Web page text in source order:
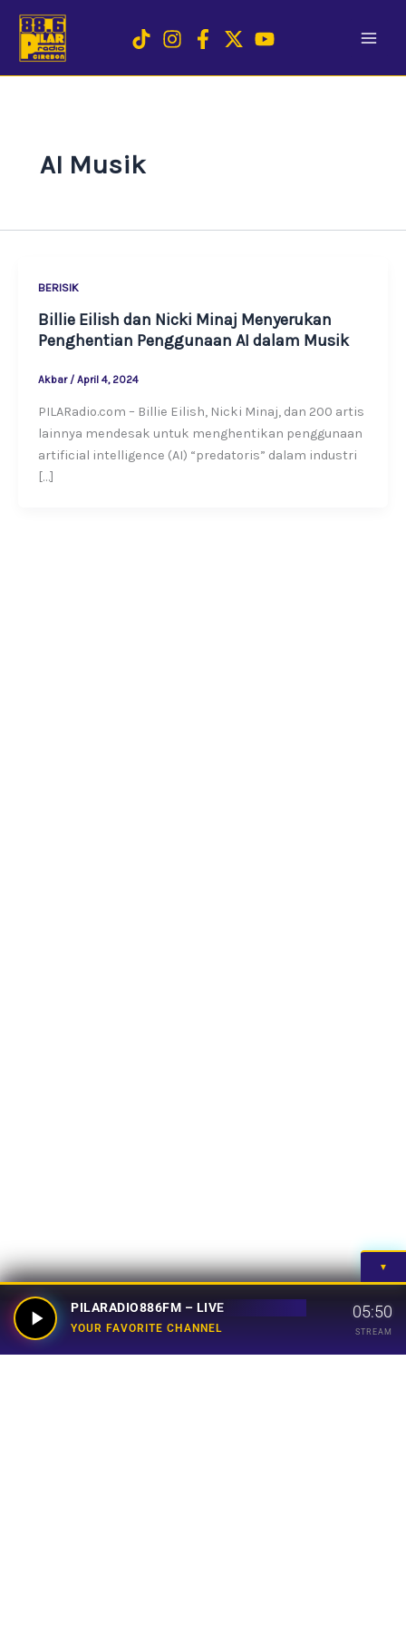
content
AI Musik
BERISIK
Billie Eilish dan Nicki Minaj Menyerukan
Penghentian Penggunaan AI dalam Musik
Akbar / April 4, 2024
PILARadio.com – Billie Eilish, Nicki Minaj, dan 200 artis
lainnya mendesak untuk menghentikan penggunaan
artificial intelligence (AI) “predatoris” dalam industri
[…]
▼
PILARADIO886FM – LIVE
YOUR FAVORITE CHANNEL
05:50
STREAM